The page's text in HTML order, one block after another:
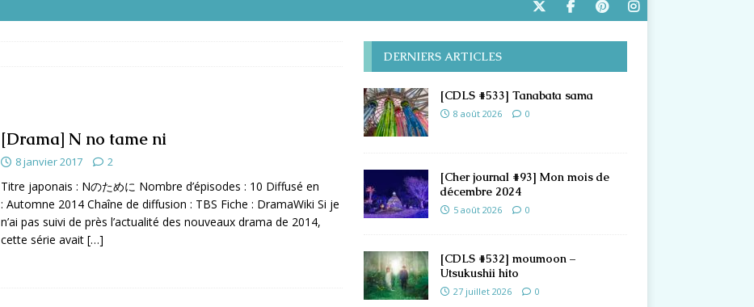
[Drama] N no tame ni
8 janvier 2017 2
Titre japonais : Nのために Nombre d’épisodes : 10 Diffusé en
: Automne 2014 Chaîne de diffusion : TBS Fiche : DramaWiki Si je
n’ai pas suivi de près l’actualité des nouveaux drama de 2014,
cette série avait […]
DERNIERS ARTICLES
[CDLS #533] Tanabata sama
8 août 2026 0
[Cher journal #93] Mon mois de
décembre 2024
5 août 2026 0
[CDLS #532] moumoon –
Utsukushii hito
27 juillet 2026 0